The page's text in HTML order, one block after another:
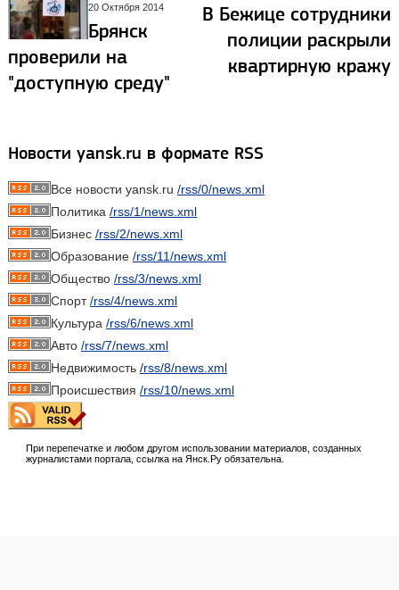
20 Октября 2014
Брянск
проверили на
"доступную среду"
В Бежице сотрудники
полиции раскрыли
квартирную кражу
Новости yansk.ru в формате RSS
Все новости yansk.ru /rss/0/news.xml
Политика /rss/1/news.xml
Бизнес /rss/2/news.xml
Образование /rss/11/news.xml
Общество /rss/3/news.xml
Спорт/rss/4/news.xml
Культура /rss/6/news.xml
Авто /rss/7/news.xml
Недвижимость /rss/8/news.xml
Происшествия /rss/10/news.xml
При перепечатке и любом другом использовании материалов, созданных
журналистами портала, ссылка на Янск.Ру обязательна.